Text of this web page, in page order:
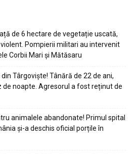
de 6 hectare de vegetație uscată,
Pompierii militari au intervenit
Corbii Mari și Mătăsaru
Târgoviște! Tânără de 22 de ani,
de noapte. Agresorul a fost reținut de
animalele abandonate! Primul spital
și-a deschis oficial porțile în